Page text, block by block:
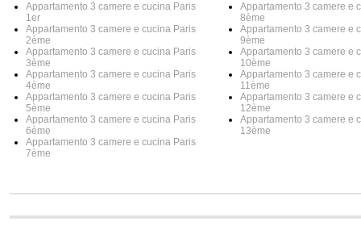
Appartamento 3 camere e cucina Paris
1er
Appartamento 3 camere e cucina Paris
2ème
Appartamento 3 camere e cucina Paris
3ème
Appartamento 3 camere e cucina Paris
4ème
Appartamento 3 camere e cucina Paris
5ème
Appartamento 3 camere e cucina Paris
6ème
Appartamento 3 camere e cucina Paris
7ème
Appartamento 3 camere e
8ème
Appartamento 3 camere e
9ème
Appartamento 3 camere e
10ème
Appartamento 3 camere e
11ème
Appartamento 3 camere e
12ème
Appartamento 3 camere e
13ème